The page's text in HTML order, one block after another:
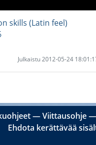
skills (Latin feel)
Julkaistu 2012-05-24
―Viittausohje―
Ehdota kerättävää